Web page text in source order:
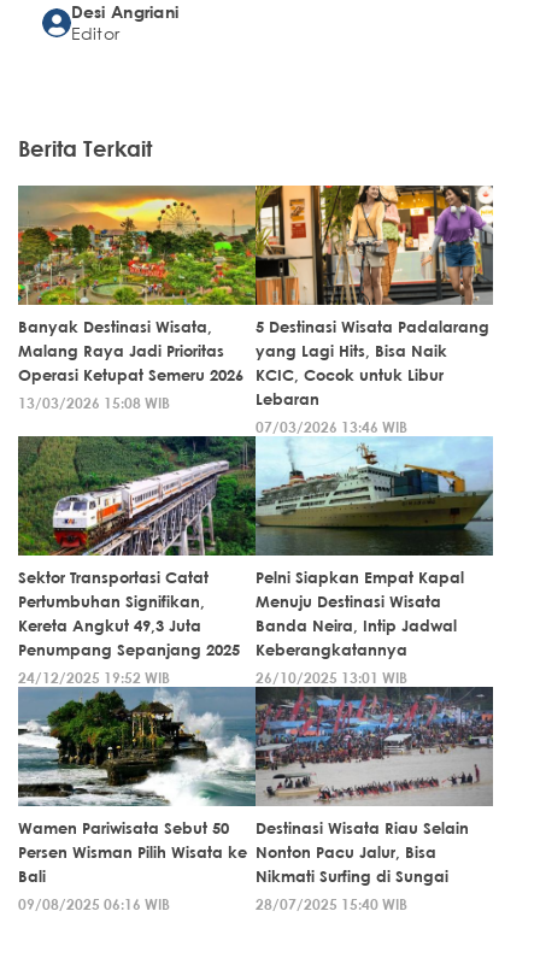
Desi Angriani
Editor
Berita Terkait
Banyak Destinasi Wisata,
Malang Raya Jadi Prioritas
Operasi Ketupat Semeru 2026
13/03/2026 15:08 WIB
5 Destinasi Wisata Padalarang
yang Lagi Hits, Bisa Naik
KCIC, Cocok untuk Libur
Lebaran
07/03/2026 13:46 WIB
Sektor Transportasi Catat
Pertumbuhan Signifikan,
Kereta Angkut 49,3 Juta
Penumpang Sepanjang 2025
24/12/2025 19:52 WIB
Pelni Siapkan Empat Kapal
Menuju Destinasi Wisata
Banda Neira, Intip Jadwal
Keberangkatannya
26/10/2025 13:01 WIB
Wamen Pariwisata Sebut 50
Persen Wisman Pilih Wisata ke
Bali
09/08/2025 06:16 WIB
Destinasi Wisata Riau Selain
Nonton Pacu Jalur, Bisa
Nikmati Surfing di Sungai
28/07/2025 15:40 WIB